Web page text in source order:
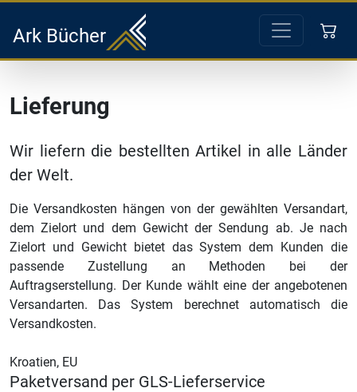
Ark Bücher
Lieferung
Wir liefern die bestellten Artikel in alle Länder
der Welt.
Die Versandkosten hängen von der gewählten Versandart,
dem Zielort und dem Gewicht der Sendung ab. Je nach
Zielort und Gewicht bietet das System dem Kunden die
passende Zustellung an Methoden bei der
Auftragserstellung. Der Kunde wählt eine der angebotenen
Versandarten. Das System berechnet automatisch die
Versandkosten.
Kroatien, EU
Paketversand per GLS-Lieferservice